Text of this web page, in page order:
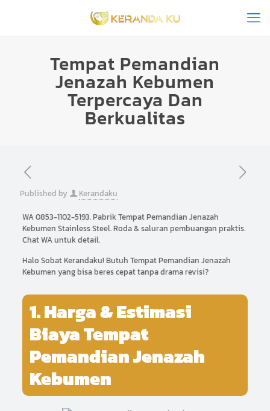
Tempat Pemandian
Jenazah Kebumen
Terpercaya Dan
Berkualitas
Published by Kerandaku
WA 0853-1102-5193. Pabrik Tempat Pemandian Jenazah
Kebumen Stainless Steel. Roda & saluran pembuangan praktis.
Chat WA untuk detail.
Halo Sobat Kerandaku! Butuh Tempat Pemandian Jenazah
Kebumen yang bisa beres cepat tanpa drama revisi?
1. Harga & Estimasi
Biaya Tempat
Pemandian Jenazah
Kebumen